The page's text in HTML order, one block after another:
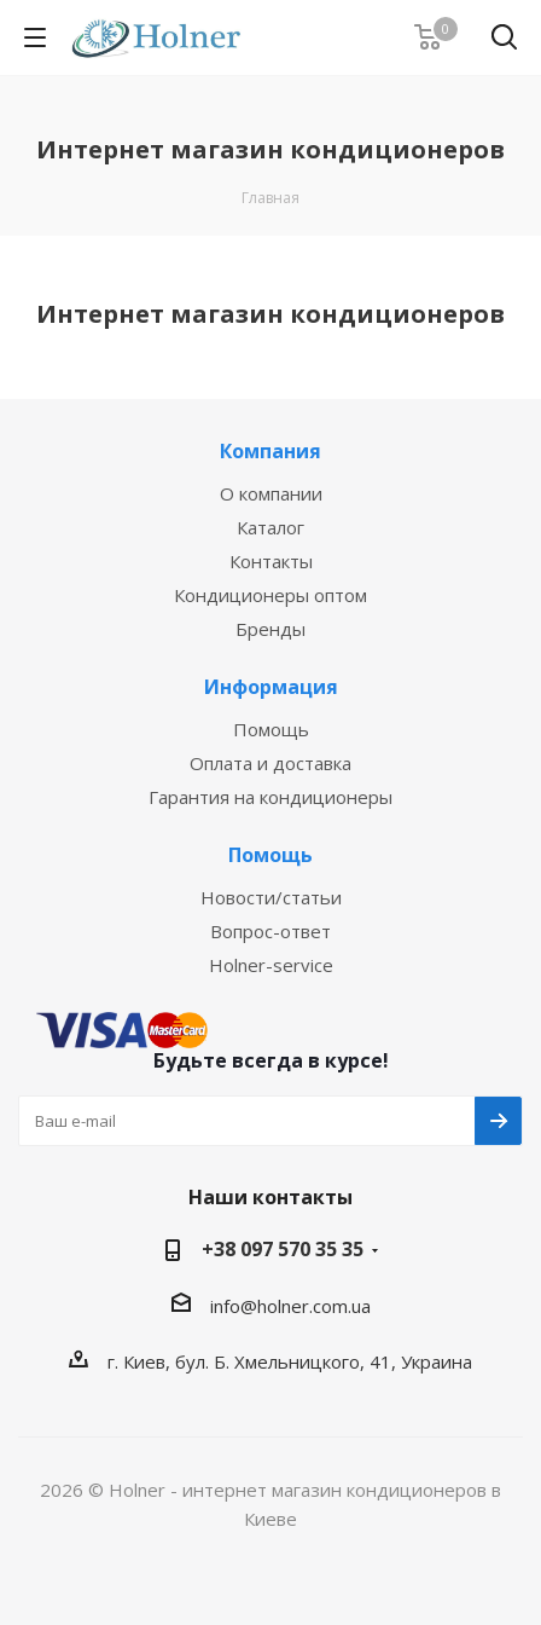
0
Интернет магазин кондиционеров
Главная
Интернет магазин кондиционеров
Компания
О компании
Каталог
Контакты
Кондиционеры оптом
Бренды
Информация
Помощь
Оплата и доставка
Гарантия на кондиционеры
Помощь
Новости/статьи
Вопрос-ответ
Holner-service
Будьте всегда в курсе!
Наши контакты
+38 097 570 35 35
info@holner.com.ua
г. Киев, бул. Б. Хмельницкого, 41, Украина
2026 © Holner - интернет магазин кондиционеров в
Киеве